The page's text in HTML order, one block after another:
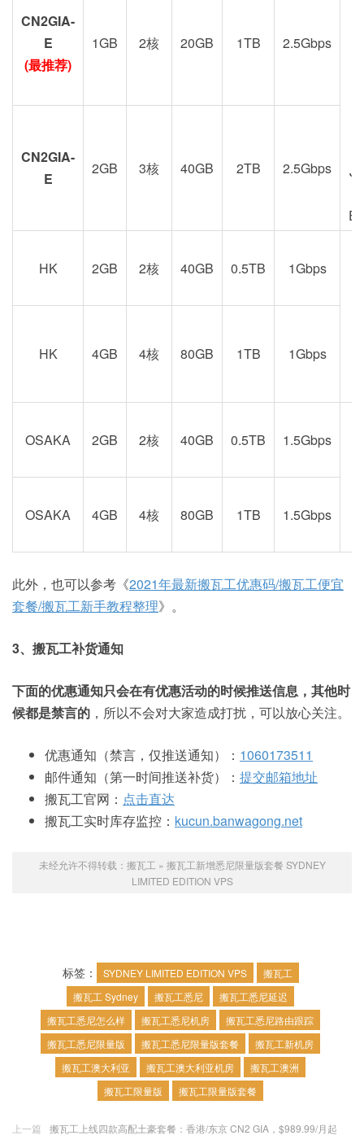
CN2GIA-
E
(最推荐)
1GB 2核 20GB 1TB 2.5Gbps
CN2GIA-
E
2GB 3核 40GB 2TB 2.5Gbps
HK 2GB 2核 40GB 0.5TB 1Gbps
HK 4GB 4核 80GB 1TB 1Gbps
OSAKA 2GB 2核 40GB 0.5TB
1.5Gbps
OSAKA
4GB 4核 80GB 1TB 1.5Gbps
此外，也可以参考《2021年最新搬瓦工优惠码/搬瓦工便宜
套餐/搬瓦工新手教程整理》。
3、搬瓦工补货通知
下面的优惠通知只会在有优惠活动的时候推送信息，其他时
候都是禁言的 ，所以不会对大家造成打扰，可以放心关注。
优惠通知（禁言，仅推送通知）： 1060173511
邮件通知（第一时间推送补货）： 提交邮箱地址
搬瓦工官网： 点击直达
搬瓦工实时库存监控： kucun.banwagong.net
未经允许不得转载： 搬瓦工 » 搬瓦工新增悉尼限量版套餐 SYDNEY
LIMITED EDITION VPS
标签： SYDNEY LIMITED EDITION VPS
搬瓦工
搬瓦工 Sydney
搬瓦工悉尼
搬瓦工悉尼延迟
搬瓦工悉尼怎么样
搬瓦工悉尼机房
搬瓦工悉尼路由跟踪
搬瓦工悉尼限量版
搬瓦工悉尼限量版套餐
搬瓦工新机房
搬瓦工澳大利亚
搬瓦工澳大利亚机房
搬瓦工澳洲
搬瓦工限量版
搬瓦工限量版套餐
上一篇
搬瓦工上线四款高配土豪套餐：香港/东京 CN2 GIA，$989.99/月起